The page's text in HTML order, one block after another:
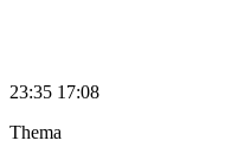
23:35 17:08
Thema